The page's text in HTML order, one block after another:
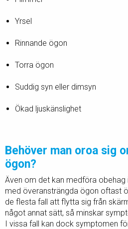
Yrsel
Rinnande ögon
Torra ögon
Suddig syn eller dimsyn
Ökad ljuskänslighet
Behöver man oroa sig
ögon?
Även om det kan medföra obehag
med överansträngda ögon oftast
de flesta fall att flytta sig från
något annat sätt, så minskar
I vissa fall kan dock symptomen